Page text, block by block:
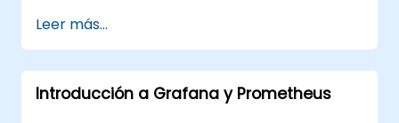
abrir nuevas pestañas).
Configurar gráficos circulares y paneles
detallados basados en filtros de
selección.
Leer más...
Introducción a Grafana y Prometheus